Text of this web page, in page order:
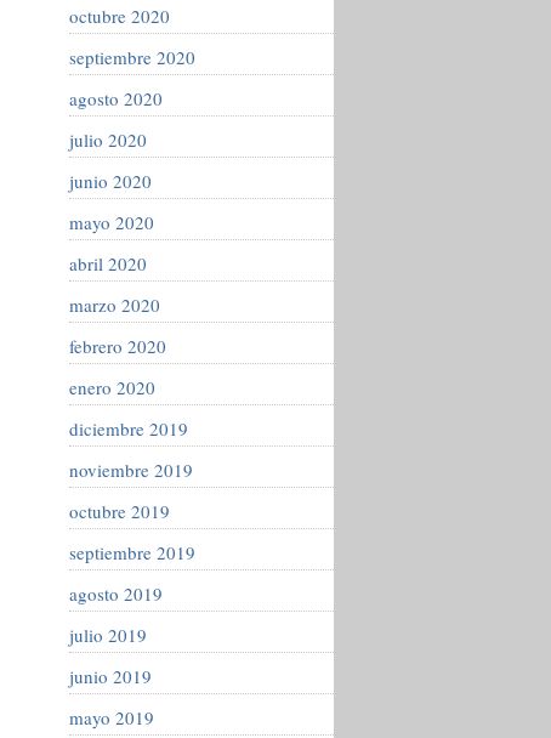
octubre 2020
septiembre 2020
agosto 2020
julio 2020
junio 2020
mayo 2020
abril 2020
marzo 2020
febrero 2020
enero 2020
diciembre 2019
noviembre 2019
octubre 2019
septiembre 2019
agosto 2019
julio 2019
junio 2019
mayo 2019